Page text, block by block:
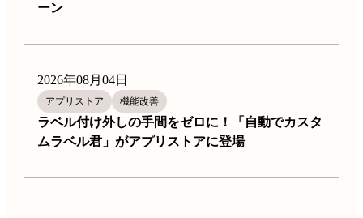
ーン
2026年08月04日
アプリストア 機能改善
ラベル付け外しの手間をゼロに！「自動でカスタ
ムラベル君」がアプリストアに登場